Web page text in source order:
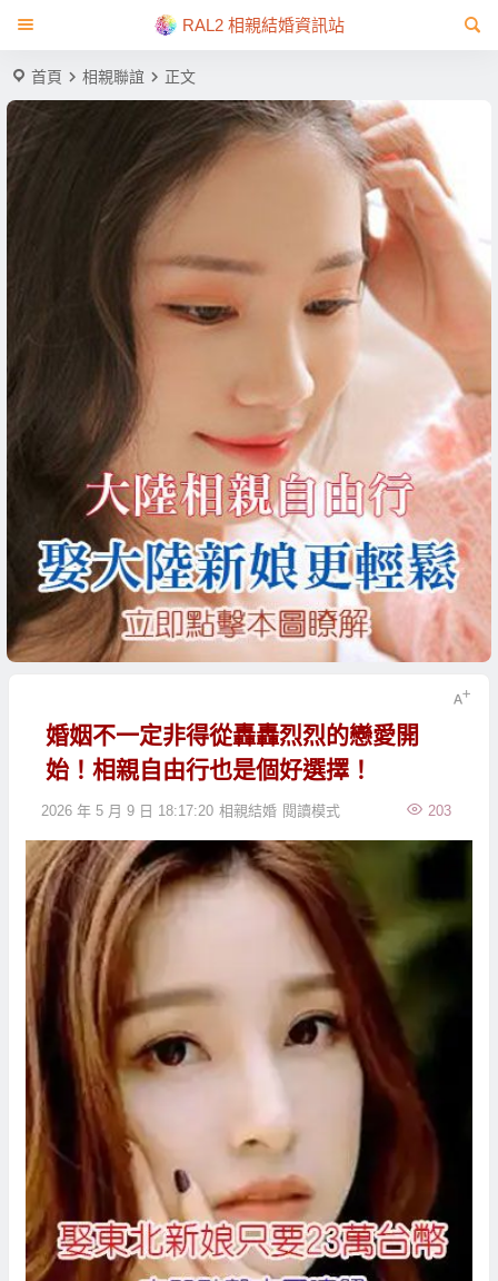
RAL2 相親結婚資訊站
首頁 相親聯誼 正文
婚姻不一定非得從轟轟烈烈的戀愛開
始！相親自由行也是個好選擇！
2026 年 5 月 9 日 18:17:20 相親結婚 203
閱讀模式